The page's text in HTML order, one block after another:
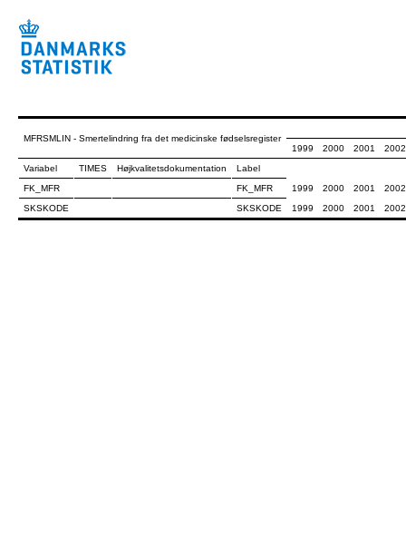
MFRSMLIN - Smertelindring fra det medicinske fødselsregister
1999
2000 2001
2002
Variabel
TIMES Højkvalitetsdokumentation
Label
1999
2000 2001 2002
FK_MFR
FK_MFR
SKSKODE
SKSKODE 1999 2000 2001 2002